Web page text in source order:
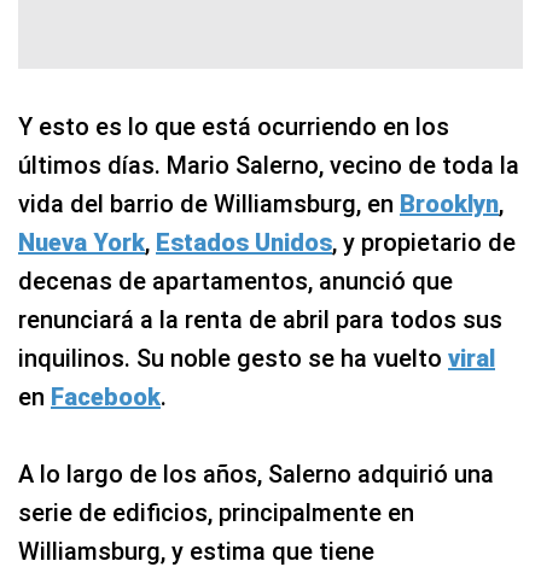
Y esto es lo que está ocurriendo en los
últimos días. Mario Salerno, vecino de toda la
vida del barrio de Williamsburg, en Brooklyn,
Nueva York, Estados Unidos, y propietario de
decenas de apartamentos, anunció que
renunciará a la renta de abril para todos sus
inquilinos. Su noble gesto se ha vuelto viral
en Facebook.
A lo largo de los años, Salerno adquirió una
serie de edificios, principalmente en
Williamsburg, y estima que tiene